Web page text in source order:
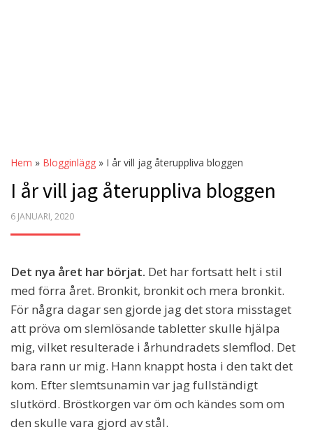
Hem » Blogginlägg » I år vill jag återuppliva bloggen
I år vill jag återuppliva bloggen
POSTED
6 JANUARI, 2020
Det nya året har börjat. Det har fortsatt helt i stil
med förra året. Bronkit, bronkit och mera bronkit.
För några dagar sen gjorde jag det stora misstaget
att pröva om slemlösande tabletter skulle hjälpa
mig, vilket resulterade i århundradets slemflod. Det
bara rann ur mig. Hann knappt hosta i den takt det
kom. Efter slemtsunamin var jag fullständigt
slutkörd. Bröstkorgen var öm och kändes som om
den skulle vara gjord av stål.